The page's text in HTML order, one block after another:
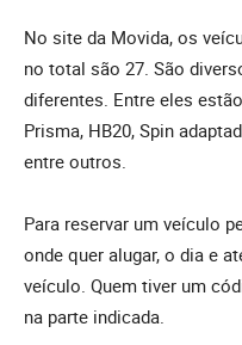
No site da Movida, os
no total são 27. São
diferentes. Entre eles
Prisma, HB20, Spin
entre outros.
Para reservar um veículo
onde quer alugar, o dia e
veículo. Quem tiver um
na parte indicada.